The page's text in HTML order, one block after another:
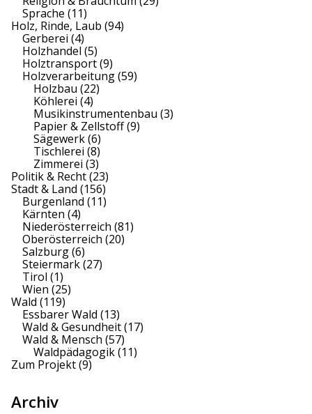
Sprache (11)
Holz, Rinde, Laub (94)
Gerberei (4)
Holzhandel (5)
Holztransport(9)
Holzverarbeitung(59)
Holzbau (22)
Köhlerei (4)
Musikinstrumentenbau (3)
Papier & Zellstoff(9)
Sägewerk(6)
Tischlerei (8)
Zimmerei (3)
Politik & Recht(23)
Stadt & Land (156)
Burgenland (11)
Kärnten (4)
Niederösterreich (81)
Oberösterreich (20)
Salzburg(6)
Steiermark(27)
Tirol (1)
Wien (25)
Wald (119)
Essbarer Wald (13)
Wald & Gesundheit(17)
Wald & Mensch (57)
Waldpädagogik(11)
Zum Projekt(9)
Archiv